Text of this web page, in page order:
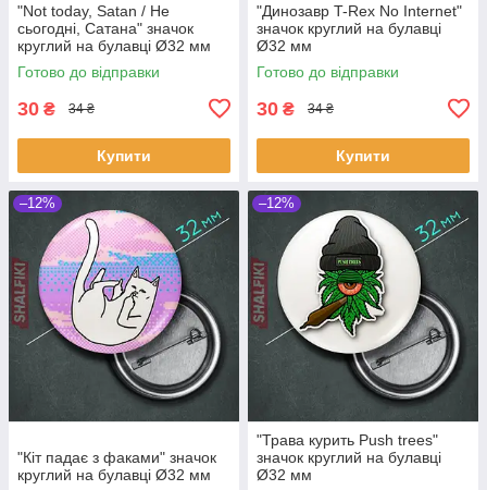
"Not today, Satan / Не
сьогодні, Сатана" значок
круглий на булавці Ø32 мм
Готово до відправки
30 ₴ 34 ₴
Купити
"Динозавр T-Rex No Internet"
значок круглий на булавці
Ø32 мм
Готово до відправки
30 ₴ 34 ₴
Купити
–12%
"Кіт падає з факами" значок
круглий на булавці Ø32 мм
–12%
"Трава курить Push trees"
значок круглий на булавці
Ø32 мм